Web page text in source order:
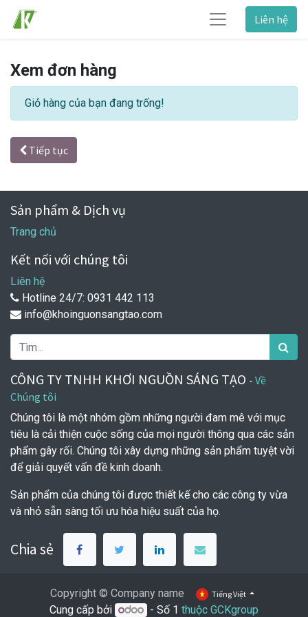
Liên hệ
Xem đơn hàng
Giỏ hàng của bạn đang trống!
Tiếp tục
Sản phẩm & Dịch vụ
Trang chủ
Kết nối với chúng tôi
Liên hệ
Hotline 24/7: 0931 442 113
info@khoinguonsangtao.com
CÔNG TY TNHH KHƠI NGUỒN SÁNG TẠO - Về
Chúng tôi
Chúng tôi là một nhóm gồm những người đam mê với mục
tiêu là cải thiện cuộc sống của mọi người thông qua các sản
phẩm gây rối. Chúng tôi xây dựng những sản phẩm tuyệt vời
để giải quyết vấn đề kinh doanh.
Sản phẩm của chúng tôi được thiết kế cho các công ty vừa
và nhỏ sẵn sàng tối ưu hóa hiệu suất của họ.
Chia sẻ
Copyright © Company name Tiếng Việt
Cung cấp bởi - Số 1 thuộc GCKgroup